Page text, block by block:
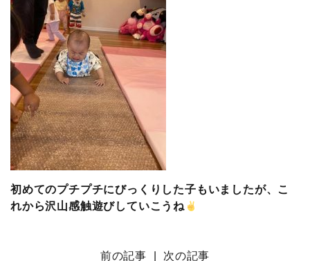
初めてのプチプチにびっくりした子もいましたが、こ
れから沢山感触遊びしていこうね
前の記事 次の記事